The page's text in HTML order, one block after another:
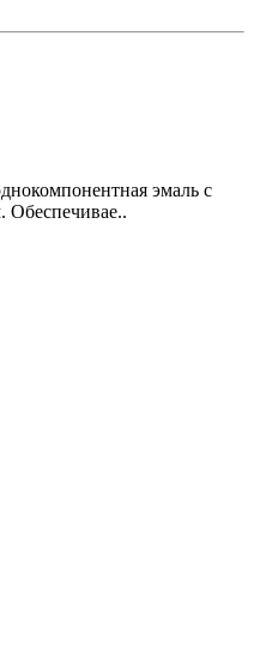
эмаль с
Обеспечивае..